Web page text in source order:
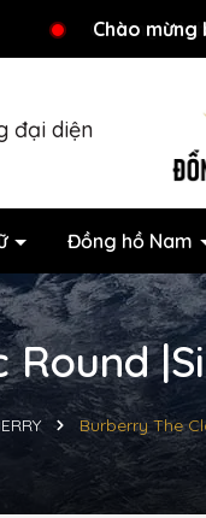
Chào
Chương
đại diện
Đồng hồ Nam
Burberry The